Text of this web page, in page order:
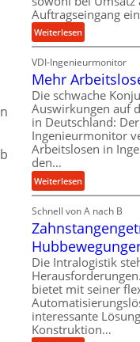
u
n
d
H
y
d
r
a
u
l
i
k
i
m
V
e
r
g
l
e
i
c
h
e
u
n
a
n
g
l
e
i
g
e
u
g
e
l
g
e
w
Auftragseingang
Weiterlesen:
K
r
o
n
e
s
s
t
i
g
e
r
t
m
s
a
t
z
VDI-Ingenieurmonitor
Mehr
Die schwache
Auswirkungen auf
in Deutschland:
Ingenieurmonitor
Arbeitslosen in
den…
Weiterlesen:
M
e
h
A
r
b
e
i
t
Schnell von A nach B
Die Intralogistik
bietet mit seiner
interessante
Konstruktion…